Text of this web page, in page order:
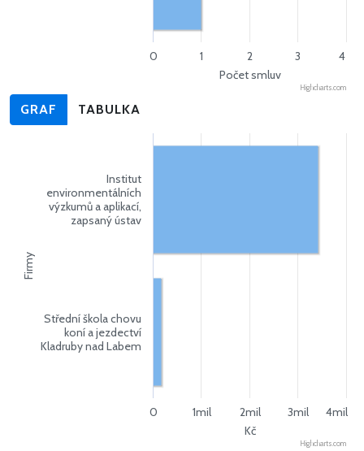
Počet smluv
0 1 2 3 4
Highcharts.com
GRAF TABULKA
Firmy
Kč
Institut
environmentálních
výzkumů a aplikací,
zapsaný ústav
Střední škola chovu
koní a jezdectví
Kladruby nad Labem
0 1mil 2mil 3mil 4mil
Highcharts.com